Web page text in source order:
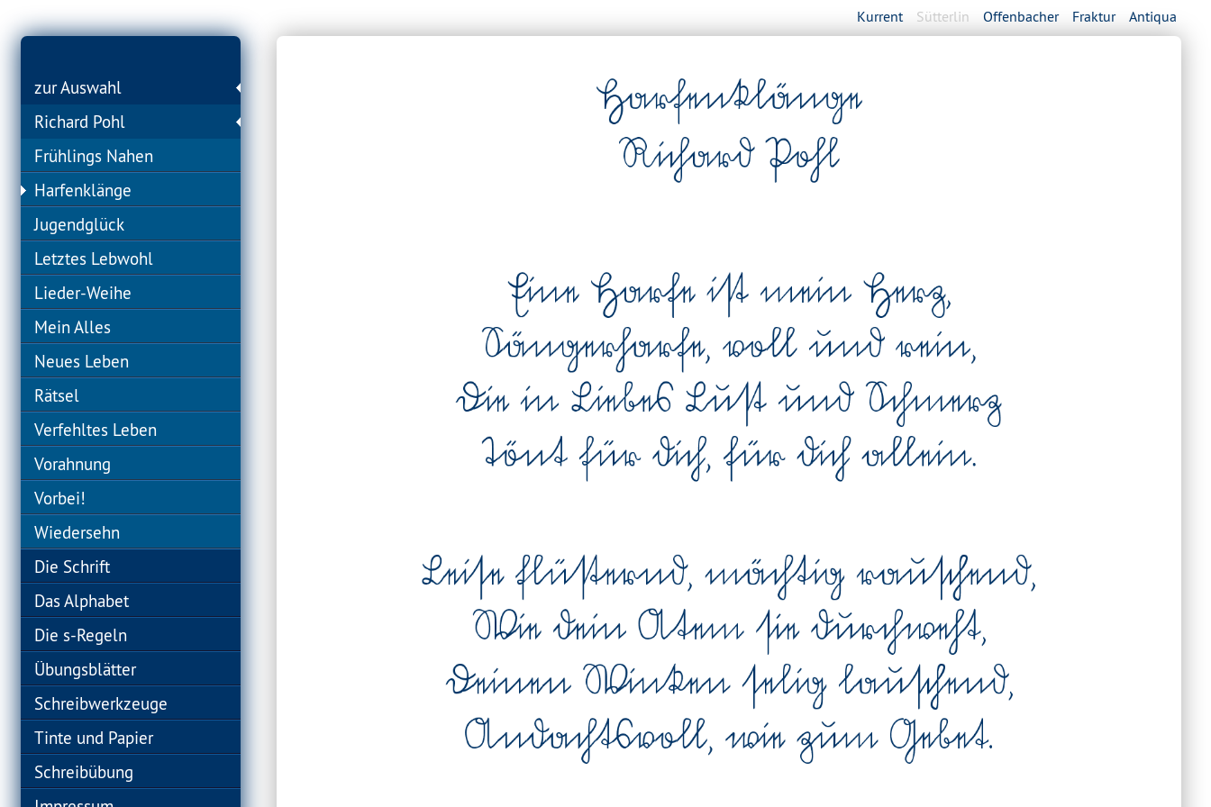
Kurrent Sütterlin Offenbacher Fraktur Antiqua
zur Auswahl
Richard Pohl
Frühlings Nahen
Harfenklänge
Jugendglück
Letztes Lebwohl
Lieder-Weihe
Mein Alles
Neues Leben
Rätsel
Verfehltes Leben
Vorahnung
Vorbei!
Wiedersehn
Die Schrift
Das Alphabet
Die s-Regeln
Übungsblätter
Schreibwerkzeuge
Tinte und Papier
Schreibübung